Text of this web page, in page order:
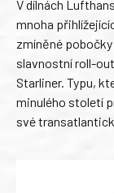
V dílnách
mnoha
zmíněné
slavnostní roll-
Starliner. Typu,
minulého století
své